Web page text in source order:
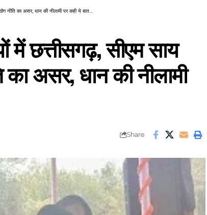
नीति का असर, धान की नीलामी पर कही ये बात…
में छत्तीसगढ़, सीएम साय
का असर, धान की नीलामी
Share